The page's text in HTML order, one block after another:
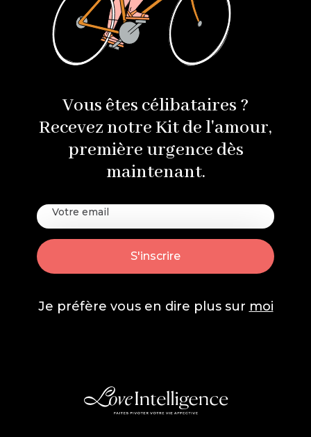
Vous êtes célibataires ?
Recevez notre Kit de l'amour,
première urgence dès
maintenant.
Je préfère vous en dire plus sur moi